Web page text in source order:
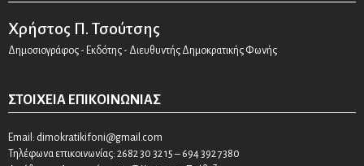
Χρήστος Π. Τσούτσης
Δημοσιογράφος - Εκδότης - Διευθυντής Δημοκρατικής Φωνής
ΣΤΟΙΧΕΊΑ ΕΠΙΚΟΙΝΩΝΊΑΣ
Email: dimokratikifoni@gmail.com
Τηλέφωνα επικοινωνίας: 2682 30 32 15 – 694 392 7380